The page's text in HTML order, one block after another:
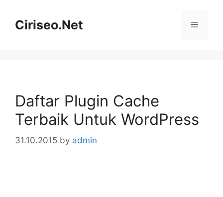
contentCiriseo.Net Menu
Daftar Plugin Cache
Terbaik Untuk WordPress
31.10.2015 by admin